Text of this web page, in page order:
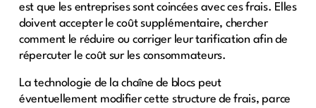
est que les entreprises sont coincées avec ces frais. Elles
doivent accepter le coût supplémentaire, chercher
comment le réduire ou corriger leur tarification afin de
répercuter le coût sur les consommateurs.
La technologie de la chaîne de blocs peut
éventuellement modifier cette structure de frais, parce